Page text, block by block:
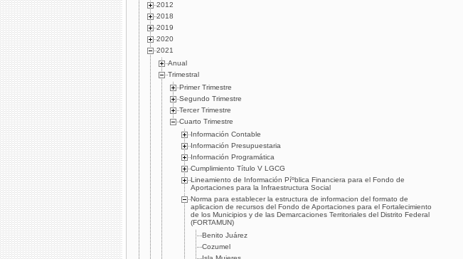
2012
2018
2019
2020
2021
Anual
Trimestral
Primer Trimestre
Segundo Trimestre
Tercer Trimestre
Cuarto Trimestre
Información Contable
Información Presupuestaria
Información Programática
Cumplimiento Tí­tulo V LGCG
Lineamiento de Información Píºblica Financiera para el Fondo de
Aportaciones para la Infraestructura Social
Norma para establecer la estructura de informacion del formato de
aplicacion de recursos del Fondo de Aportaciones para el Fortalecimiento
de los Municipios y de las Demarcaciones Territoriales del Distrito Federal
(FORTAMUN)
Benito Juárez
Cozumel